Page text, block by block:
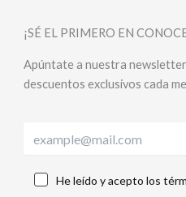
¡SÉ EL PRIMERO EN
Apúntate a nuestra
descuentos exclusivos cada
He leído y acepto los